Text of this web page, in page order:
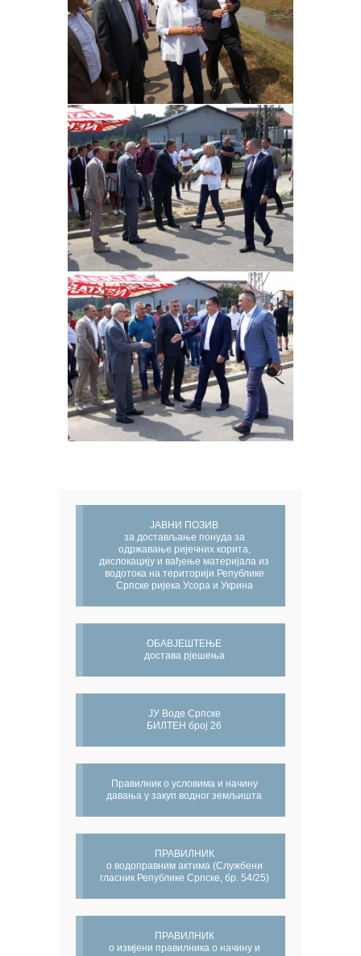
ЈАВНИ ПОЗИВ
за достављање понуда за
одржавање ријечних корита,
дислокацију и вађење материјала из
водотока на територији Републике
Српске ријека Усора и Укрина
ОБАВЈЕШТЕЊЕ
достава рјешења
ЈУ Воде Српске
БИЛТЕН број 26
Правилник о условима и начину
давања у закуп водног земљишта
ПРАВИЛНИК
о водоправним актима (Службени
гласник Републике Српске, бр. 54/25)
ПРАВИЛНИК
о измјени правилника о начину и